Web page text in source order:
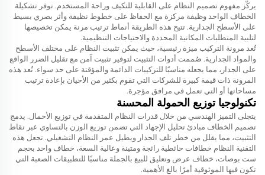
يركّز مفهوم تصميم النظام على القابلية للتكيف وراحة المستخدم. توفر تشكيلة
الخطاف الواحد وظيفة مركزة مع الحفاظ على خطوط نظيفة وأثر بصري بسيط
على الأسطح الجدارية. تتيح هذه الطريقة أنماط ترتيب مرنة يمكن تخصيصها
لتلبية المتطلبات المكانية المحددة والاحتياجات التنظيمية.
تُعد مرونة التركيب ميزة رئيسية، حيث يمكن تثبيت النظام على مختلف الأسطح
والمواد الجدارية. صُممت أدوات التثبيت لتوفير تثبيت آمن مع تقليل الضرر الواقع
على الجدار، مما يجعله مناسبًا للتركيبات الدائمة والمؤقتة على حد سواء. تُعد هذه
المرونة ذات قيمة كبيرة للشركات التي تقوم بكثير من الأحيان بإعادة ترتيب
مساحاتها أو التي تعمل في مرافق مؤجرة.
تكنولوجيا توزيع الحمولة المحسنة
يتجلى التميز الهندسي من خلال قدرات النظام المتقدمة في توزيع الأحمال. يدمج
تصميم الخطاف مبادئ تحليل الإجهاد التي تضمن توزيع الوزن بالتساوي عبر نقاط
التثبيت، مما يقلل من خطر تلف الجدار ويطيل عمر النظام التشغيلي. تجعل هذه
التقنية النظام خطافات حائطية رائجة ومتينة وعالية السعة، خطاف واحد بحجم
ست بوصات، خطاف عرض وتعليق للبيع بالجملة مناسبًا للتطبيقات الصعبة التي
تكون فيها الموثوقية أمرًا بالغ الأهمية.